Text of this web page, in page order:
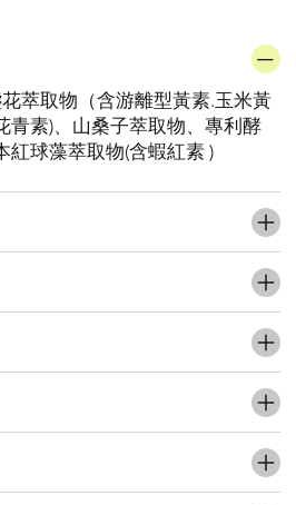
萃取物（含游離型黃素.玉米黃
青素)、山桑子萃取物、專利酵
紅球藻萃取物(含蝦紅素 )